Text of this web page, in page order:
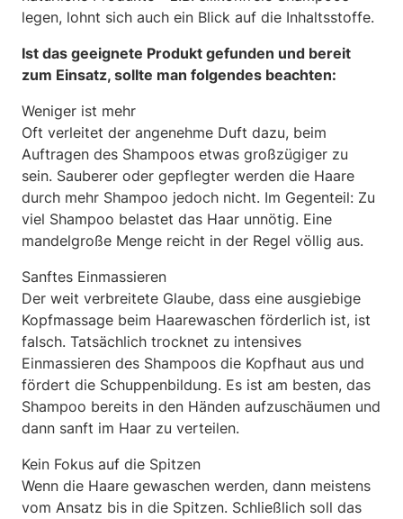
legen, lohnt sich auch ein Blick auf die Inhaltsstoffe.
Ist das geeignete Produkt gefunden und bereit
zum Einsatz, sollte man folgendes beachten:
Weniger ist mehr
Oft verleitet der angenehme Duft dazu, beim
Auftragen des Shampoos etwas großzügiger zu
sein. Sauberer oder gepflegter werden die Haare
durch mehr Shampoo jedoch nicht. Im Gegenteil: Zu
viel Shampoo belastet das Haar unnötig. Eine
mandelgroße Menge reicht in der Regel völlig aus.
Sanftes Einmassieren
Der weit verbreitete Glaube, dass eine ausgiebige
Kopfmassage beim Haarewaschen förderlich ist, ist
falsch. Tatsächlich trocknet zu intensives
Einmassieren des Shampoos die Kopfhaut aus und
fördert die Schuppenbildung. Es ist am besten, das
Shampoo bereits in den Händen aufzuschäumen und
dann sanft im Haar zu verteilen.
Kein Fokus auf die Spitzen
Wenn die Haare gewaschen werden, dann meistens
vom Ansatz bis in die Spitzen. Schließlich soll das